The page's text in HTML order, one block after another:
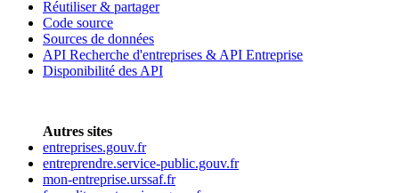
Réutiliser & partager
Code source
Sources de données
API Recherche d'entreprises & API Entreprise
Disponibilité des API
Autres sites
entreprises.gouv.fr
entreprendre.service-public.gouv.fr
mon-entreprise.urssaf.fr